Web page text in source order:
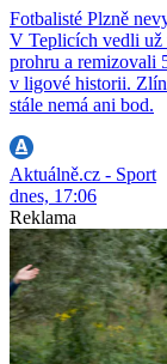
Fotbalisté Plzně
V Teplicích vedli už
prohru a remizovali
v ligové historii. Zlín
stále nemá ani bod.
Aktuálně.cz - Sport
dnes, 17:06
Reklama